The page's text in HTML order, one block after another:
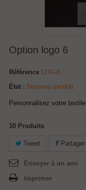
Option logo 6
Référence LOG-6
État : Nouveau produit
Personnalisez votre
10 Produits
Tweet Partager
Envoyer à un ami
Imprimer